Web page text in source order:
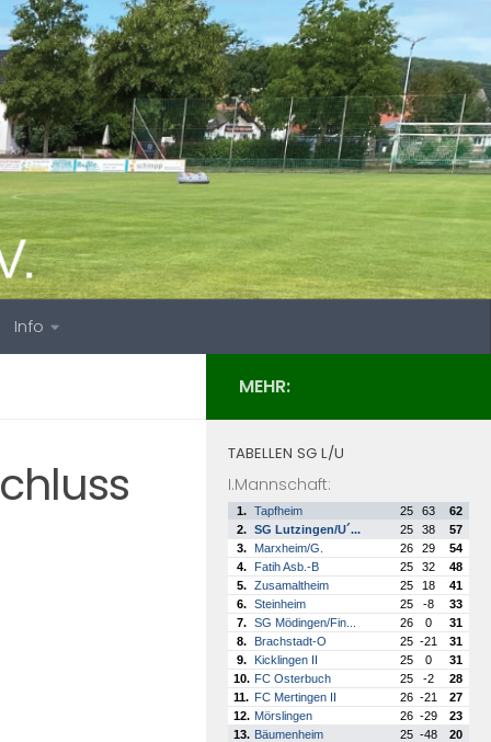
Info
MEHR:
TABELLEN SG L/U
I.Mannschaft:
1. Tapfheim 25 63
62
2.
SG Lutzingen/U´... 25 38
57
3.
Marxheim/G. 26 29
54
4.
Fatih Asb.-B 25 32
48
5.
Zusamaltheim 25 18
41
6.
Steinheim 25 -8
33
7.
SG Mödingen/Fin... 26 0
31
8.
Brachstadt-O 25 -21
31
9.
Kicklingen II 25 0
31
10. FC Osterbuch 25 -2
28
11. FC Mertingen II 26 -21
27
12. Mörslingen 26 -29
23
13. Bäumenheim 25 -48
20